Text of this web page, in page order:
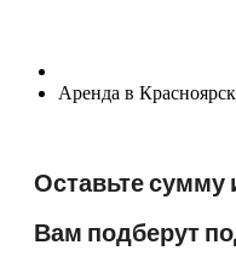
Аренда в
Оставьте сумму
Вам подберут